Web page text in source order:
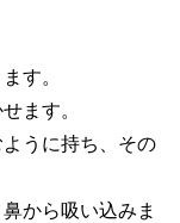
す。
ます。
うに持ち、その
から吸い込みま